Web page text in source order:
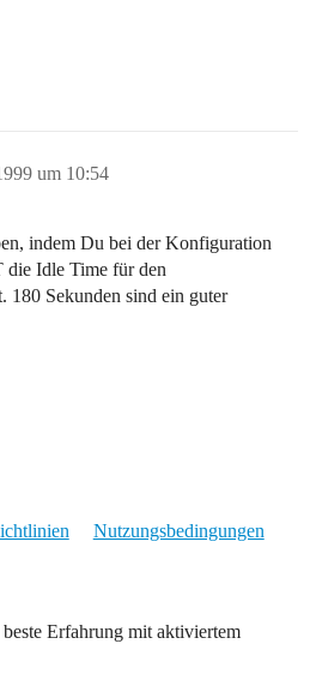
um 10:54
indem Du bei der Konfiguration
Idle Time für den
180 Sekunden sind ein guter
Nutzungsbedingungen
beste Erfahrung mit aktiviertem